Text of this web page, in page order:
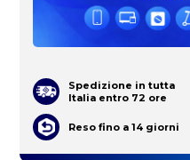
Spedizione in tutta
Italia entro 72 ore
Reso fino a 14 giorni